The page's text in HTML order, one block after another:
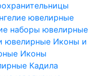
ювелирные
наборы ювелирные
ювелирные Иконы и
Иконы
Кадила